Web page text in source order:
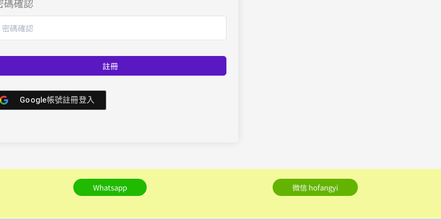
碼確認
註冊
Google帳號註冊登入
Whatsapp 微信 hofangyi